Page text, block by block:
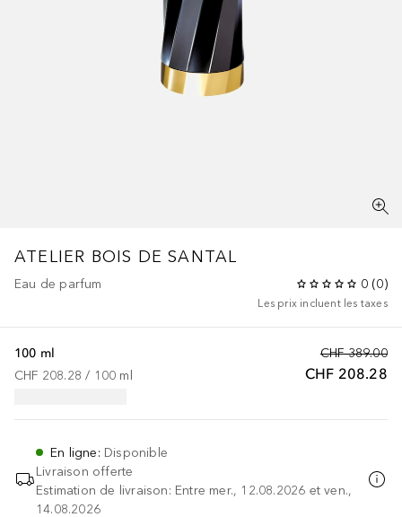
ATELIER BOIS DE SANTAL
Eau de parfum 0 (0)
Les prix incluent les taxes
CHF 389.00
CHF 208.28
100 ml
CHF 208.28 / 100 ml
En ligne: Disponible
Livraison offerte
Estimation de livraison: Entre mer., 12.08.2026 et ven.,
14.08.2026